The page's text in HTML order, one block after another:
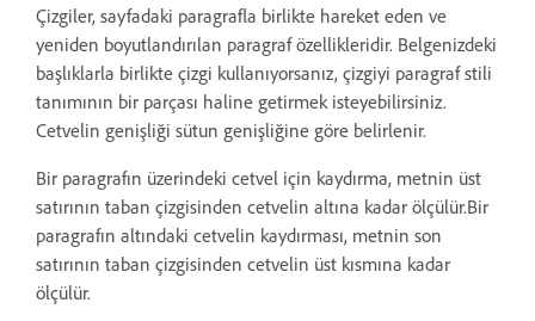
Çizgiler, sayfadaki paragrafla birlikte hareket eden ve
yeniden boyutlandırılan paragraf özellikleridir. Belgenizdeki
başlıklarla birlikte çizgi kullanıyorsanız, çizgiyi paragraf stili
tanımının bir parçası haline getirmek isteyebilirsiniz.
Cetvelin genişliği sütun genişliğine göre belirlenir.
Bir paragrafın üzerindeki cetvel için kaydırma, metnin üst
satırının taban çizgisinden cetvelin altına kadar ölçülür.Bir
paragrafın altındaki cetvelin kaydırması, metnin son
satırının taban çizgisinden cetvelin üst kısmına kadar
ölçülür.